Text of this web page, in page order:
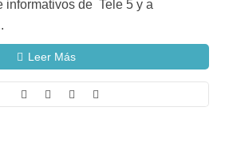
informativos de Tele 5 y a
Leer Más